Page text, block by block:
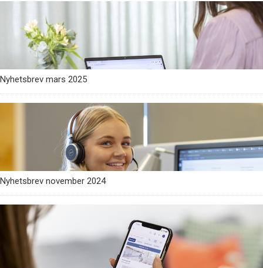
Nyhetsbrev mars 2025
Nyhetsbrev november 2024